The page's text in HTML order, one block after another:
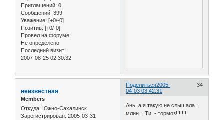
Приглашений: 0
Сообщений: 399
Уважение: [+0/-0]
Позитив: [+0/-0]
Провел на форуме:
Не определено
Последний визит:
2007-08-25 02:30:32
Поделиться 34
2005-
04-03 03:42:31
неизвестная
Members
Откуда: Южно-Сахалинск
Зарегистрирован: 2005-03-31
Ань, а я такую не слышала...
млин... Ти - тормоз!!!!!!!